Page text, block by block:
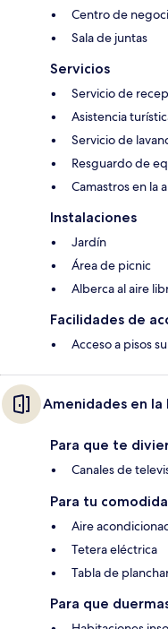
Centro de
Sala de juntas
Servicios
Servicio de
Asistencia
Servicio de
Resguardo de
Camastros en la
Instalaciones
Jardín
Área de picnic
Alberca al aire
Facilidades de
Acceso a pisos
Amenidades en la
Para que te
Canales de
Para tu
Aire
Tetera eléctrica
Tabla de
Para que